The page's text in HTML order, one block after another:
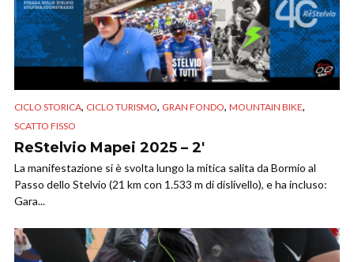
CICLO STORICA, CICLO TURISMO, GRAN FONDO, MOUNTAIN BIKE,
SCATTO FISSO
ReStelvio Mapei 2025 – 2′
La manifestazione si è svolta lungo la mitica salita da Bormio al
Passo dello Stelvio (21 km con 1.533 m di dislivello), e ha incluso:
Gara...